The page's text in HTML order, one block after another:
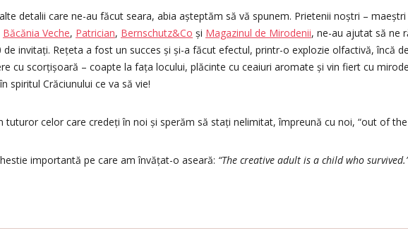
detalii care ne-au făcut seara, abia așteptăm să vă spunem. Prietenii noștri –
Băcănia Veche, Patrician, Bernschutz&Co și Magazinul de Mirodenii, ne-au ajutat să ne
de invitați. Rețeta a fost un succes și și-a făcut efectul, printr-o explozie olfactivă, încă
cu scorțișoară – coapte la fața locului, plăcinte cu ceaiuri aromate și vin fiert cu
spiritul Crăciunului ce va să vie!
tuturor celor care credeți în noi și sperăm să stați nelimitat, împreună cu noi, “out of the
importantă pe care am învățat-o aseară: “The creative adult is a child who